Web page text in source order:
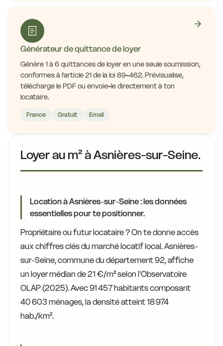
Générateur de quittance de loyer
Génère 1 à 6 quittances de loyer en une seule soumission,
conformes à l'article 21 de la loi 89-462. Prévisualise,
télécharge le PDF ou envoie-le directement à ton
locataire.
France Gratuit Email
Loyer au m² à Asnières-sur-Seine.
Location à Asnières-sur-Seine : les données
essentielles pour te positionner.
Propriétaire ou futur locataire ? On te donne accès
aux chiffres clés du marché locatif local. Asnières-
sur-Seine, commune du département 92, affiche
un loyer médian de 21 €/m² selon l'Observatoire
OLAP (2025). Avec 91 457 habitants composant
40 603 ménages, la densité atteint 18 974
hab./km².